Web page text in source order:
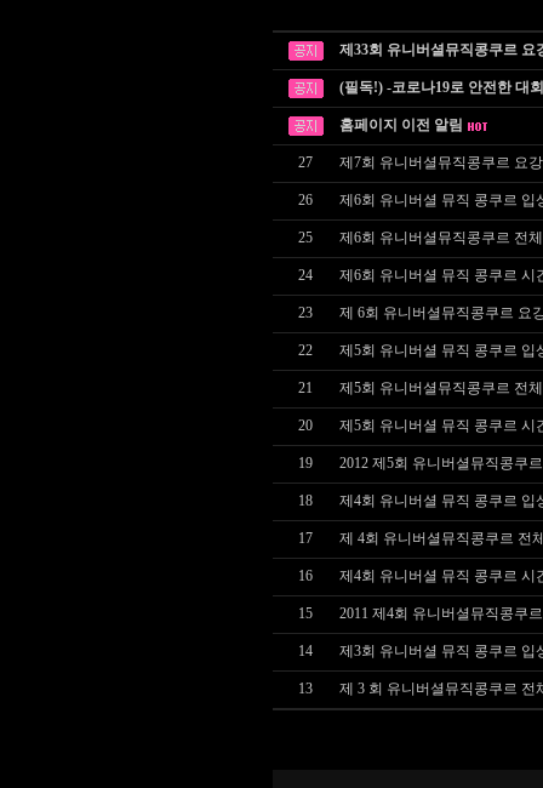
제33회 유니버셜뮤직콩쿠르 요
(필독!) -코로나19로 안전한 대
홈페이지 이전 알림
27 제7회 유니버셜뮤직콩쿠르 요강
26 제6회 유니버셜 뮤직 콩쿠르 입
25 제6회 유니버셜뮤직콩쿠르 전
24 제6회 유니버셜 뮤직 콩쿠르 시
23 제 6회 유니버셜뮤직콩쿠르 요
22 제5회 유니버셜 뮤직 콩쿠르 입
21 제5회 유니버셜뮤직콩쿠르 전
20 제5회 유니버셜 뮤직 콩쿠르 시
19 2012 제5회 유니버셜뮤직콩쿠
18 제4회 유니버셜 뮤직 콩쿠르 입
17 제 4회 유니버셜뮤직콩쿠르 전
16 제4회 유니버셜 뮤직 콩쿠르 시
15 2011 제4회 유니버셜뮤직콩쿠
14 제3회 유니버셜 뮤직 콩쿠르 입
13 제 3 회 유니버셜뮤직콩쿠르 전